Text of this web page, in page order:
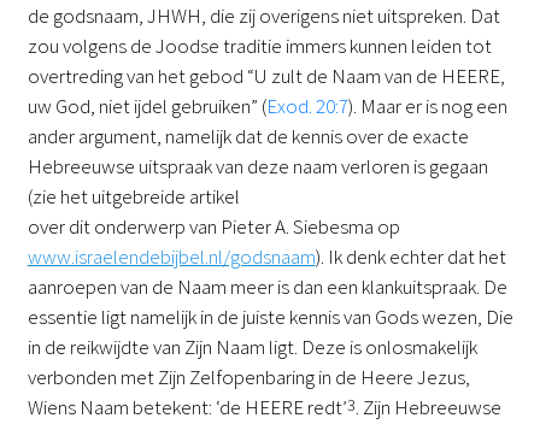
de godsnaam, JHWH, die zij overigens niet uitspreken. Dat
zou volgens de Joodse traditie immers kunnen leiden tot
overtreding van het gebod “U zult de Naam van de HEERE,
uw God, niet ijdel gebruiken” (Exod. 20:7). Maar er is nog een
ander argument, namelijk dat de kennis over de exacte
Hebreeuwse uitspraak van deze naam verloren is gegaan
(zie het uitgebreide artikel
over dit onderwerp van Pieter A. Siebesma op
www.israelendebijbel.nl/godsnaam). Ik denk echter dat het
aanroepen van de Naam meer is dan een klankuitspraak. De
essentie ligt namelijk in de juiste kennis van Gods wezen, Die
in de reikwijdte van Zijn Naam ligt. Deze is onlosmakelijk
verbonden met Zijn Zelfopenbaring in de Heere Jezus,
Wiens Naam betekent: ‘de HEERE redt’3. Zijn Hebreeuwse